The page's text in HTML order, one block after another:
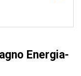
Energia-